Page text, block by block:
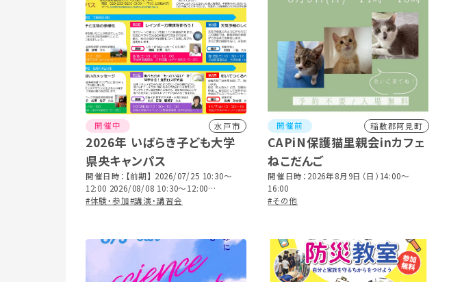
開催中 水戸市
2026年 いばらき子ども大学
県央キャンパス
開催日時：【前期】 2026/07/25 10:30～
12:00 2026/08/08 10:30～12:00
2026/08/29 10:30～12:00 【後期】
#体験・参加#講演・講習会
開催前 稲敷郡阿見町
CAPiN保護猫里親会inカフェ
ねこだんご
開催日時：2026年8月9日（日）14:00〜
16:00
#その他